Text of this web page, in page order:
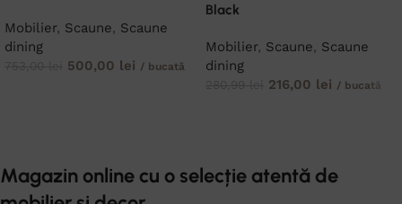
Mobilier, Scaune, Scaune
dining
500,00 lei / bucată
Black
Mobilier, Scaune, Scaune
dining
216,00 lei / bucată
Magazin online cu o selecție atentă de